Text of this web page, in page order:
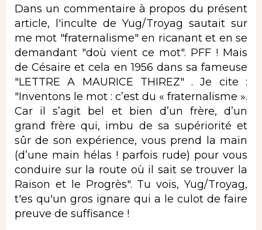
Dans un commentaire à propos du présent
article, l'inculte de Yug/Troyag sautait sur
me mot "fraternalisme" en ricanant et en se
demandant "doù vient ce mot". PFF ! Mais
de Césaire et cela en 1956 dans sa fameuse
"LETTRE A MAURICE THIREZ" . Je cite :
"Inventons le mot : c’est du « fraternalisme ».
Car il s’agit bel et bien d’un frère, d’un
grand frère qui, imbu de sa supériorité et
sûr de son expérience, vous prend la main
(d’une main hélas ! parfois rude) pour vous
conduire sur la route où il sait se trouver la
Raison et le Progrès". Tu vois, Yug/Troyag,
t'es qu'un gros ignare qui a le culot de faire
preuve de suffisance !